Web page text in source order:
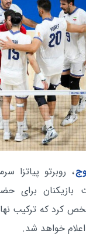
، روبرتو پیاتزا
بازیکنان برای
۲۰۲۶ را مشخص کرد که
خواهد شد.